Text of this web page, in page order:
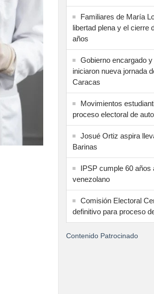
Familiares de María
libertad plena y el cierre
años
Gobierno encargado
iniciaron nueva jornada
Caracas
Movimientos
proceso electoral de
Josué Ortiz aspira
Barinas
IPSP cumple 60 años
venezolano
Comisión Electoral
definitivo para proceso
Contenido Patrocinado